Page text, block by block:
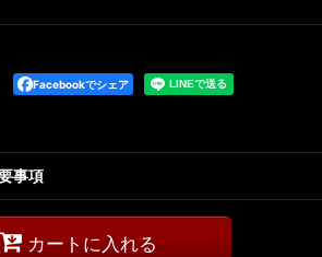
Facebookでシェア
事項
カートに入れる